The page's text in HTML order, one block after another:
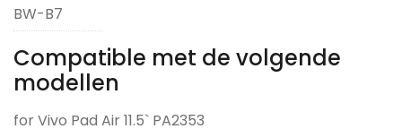
BW-B7
Compatible met de volgende
modellen
for Vivo Pad Air 11.5` PA2353